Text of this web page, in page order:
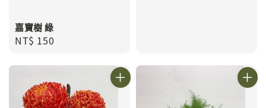
嘉寶樹 綠
Regular
NT$ 150